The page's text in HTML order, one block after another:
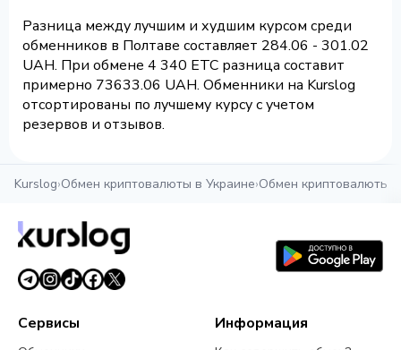
Разница между лучшим и худшим курсом среди
обменников в Полтаве составляет 284.06 - 301.02
UAH. При обмене 4 340 ETC разница составит
примерно 73633.06 UAH. Обменники на Kurslog
отсортированы по лучшему курсу с учетом
резервов и отзывов.
Kurslog›Обмен криптовалюты в Украине›Обмен криптовалюты
Сервисы Информация